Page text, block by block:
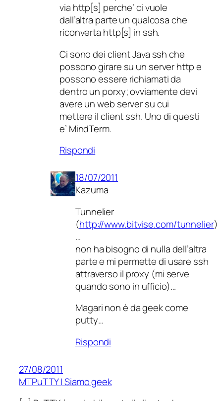
via http[s] perche’ ci vuole
dall’altra parte un qualcosa che
riconverta http[s] in ssh.
Ci sono dei client Java ssh che
possono girare su un server http e
possono essere richiamati da
dentro un porxy; ovviamente devi
avere un web server su cui
mettere il client ssh. Uno di questi
e’ MindTerm.
Rispondi
18/07/2011
Kazuma
Tunnelier
(http://www.bitvise.com/tunnelier)
…
non ha bisogno di nulla dell’altra
parte e mi permette di usare ssh
attraverso il proxy (mi serve
quando sono in ufficio)…
Magari non è da geek come
putty…
Rispondi
27/08/2011
MTPuTTY | Siamo geek